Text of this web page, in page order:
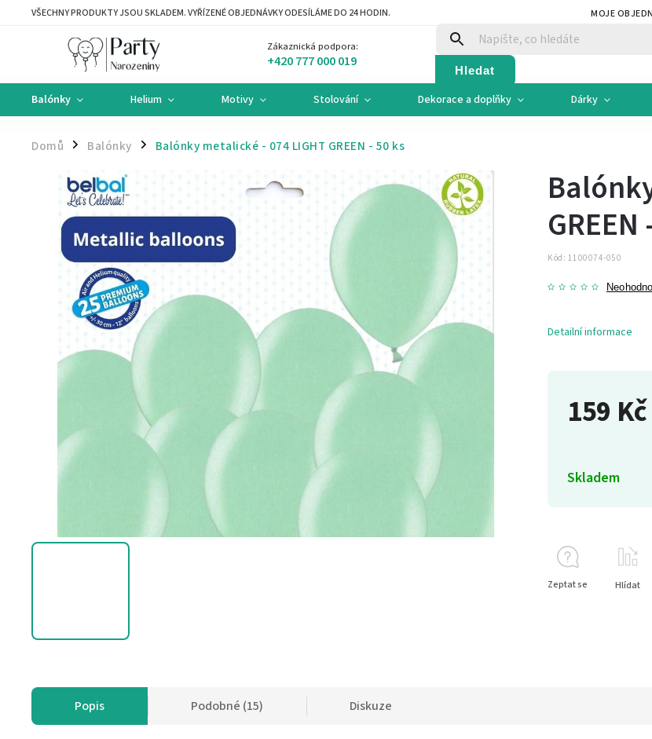
VŠECHNY PRODUKTY JSOU SKLADEM. VYŘÍZENÉ OBJEDNÁVKY ODESÍLÁME DO 24 HODIN. MOJE
Zákaznická podpora:
+420 777 000 019 Hledat
Balónky Helium Motivy Stolování Dekorace a doplňky Dárky
Domů / Balónky / Balónky metalické - 074 LIGHT GREEN - 50 ks
159 Kč
Skladem
Kód: 1100074-050
Detailní informace
Zeptat se Hlídat
Popis Podobné (15) Diskuze